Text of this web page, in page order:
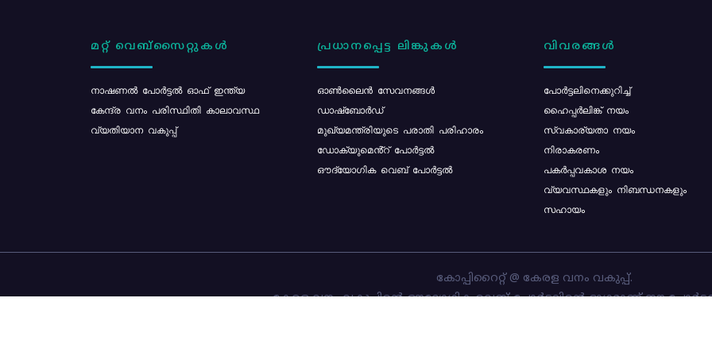
മറ്റ് വെബ്സൈറ്റുകൾ
നാഷണൽ പോർട്ടൽ ഓഫ് ഇന്ത്യ
കേന്ദ്ര വനം പരിസ്ഥിതി കാലാവസ്ഥ
വ്യതിയാന വകുപ്പ്
പ്രധാനപ്പെട്ട ലിങ്കുകൾ
ഓൺലൈൻ സേവനങ്ങൾ
ഡാഷ്ബോർഡ്
മുഖ്യമന്ത്രിയുടെ പരാതി പരിഹാരം
ഡോക്യുമെൻ്റ് പോർട്ടൽ
ഔദ്യോഗിക വെബ് പോർട്ടൽ
വിവരങ്ങൾ
പോര്‍ട്ടലിനെക്കുറിച്ച്
ഹൈപ്പർലിങ്ക് നയം
സ്വകാര്യതാ നയം
നിരാകരണം
പകർപ്പവകാശ നയം
വ്യവസ്ഥകളും നിബന്ധനകളും
സഹായം
കോപ്പിറൈറ്റ് @ കേരള വനം വകുപ്പ്.
കേരള വനം വകുപ്പിന്റെ ഔദ്യോഗിക വെബ്-പോർട്ടലിന്റെ ഭാഗമാണ് ഈ